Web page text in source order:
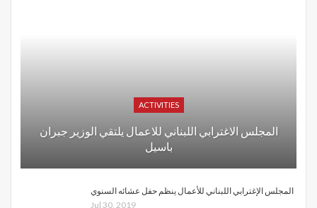
ACTIVITIES
المجلس الاغترابي اللبناني للاعمال يلتقي الوزير جبران
باسيل
المجلس الإغترابي اللبناني للأعمال ينظم حفل عشائه السنوي
Jul 30, 2019